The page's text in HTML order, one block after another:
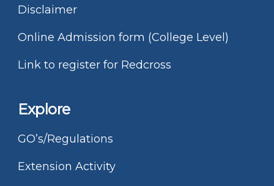
Disclaimer
Online Admission form (College Level)
Link to register for Redcross
Explore
GO’s/Regulations
Extension Activity